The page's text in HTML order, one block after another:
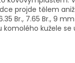
projde tělem
Br., 7.65 Br., 9
kužele se